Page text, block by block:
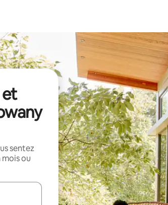
sentez
ou
flèches vers le haut et vers le bas pour les